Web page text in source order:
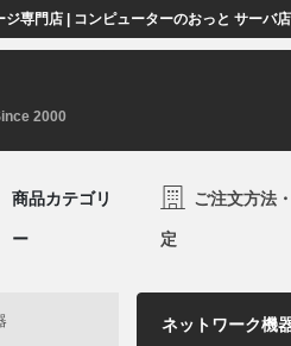
ジ専門店 | コンピューターのおっと サーバ
2000
商品カテゴリ
ー
ご注文方法
定